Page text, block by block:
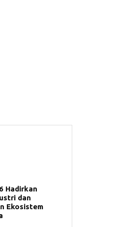
Hadirkan
dan
Ekosistem